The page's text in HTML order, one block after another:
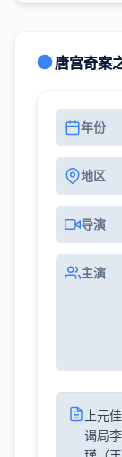
唐宫奇案
年份
地区
导演
主演
上元
谒局